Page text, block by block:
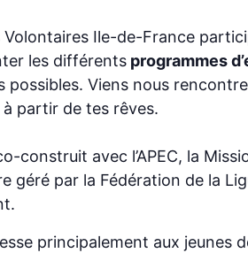
Volontaires Ile-de-France
les différents programmes
possibles. Viens nous
à partir de tes rêves.
construit avec l’APEC, la
géré par la Fédération de la
principalement aux jeunes